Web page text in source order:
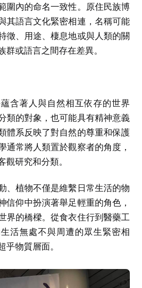
圍內的命名一致性。原住民族博
其語言文化緊密相連，名稱可能
徵、用途、棲息地或與人類的關
群或語言之間存在差異。
含著人與自然相互依存的世界
類的對象，也可能具有精神意義
體系反映了對自然的尊重和保護
通常將人類置於觀察者的角度，
研究和分類。
、植物不僅是維繫日常生活的物
信仰中扮演著舉足輕重的角色，
界的橋樑。從食衣住行到醫藥工
活無處不與周遭的眾生緊密相
物質層面。